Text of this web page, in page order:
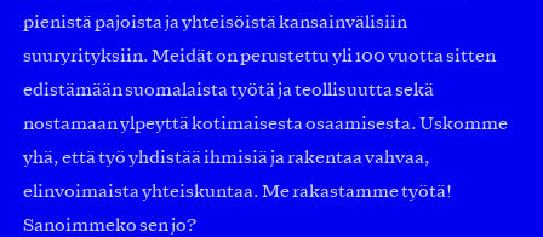
pienistä pajoista ja yhteisöistä kansainvälisiin
suuryrityksiin. Meidät on perustettu yli 100 vuotta sitten
edistämään suomalaista työtä ja teollisuutta sekä
nostamaan ylpeyttä kotimaisesta osaamisesta. Uskomme
yhä, että työ yhdistää ihmisiä ja rakentaa vahvaa,
elinvoimaista yhteiskuntaa. Me rakastamme työtä!
Sanoimmeko sen jo?